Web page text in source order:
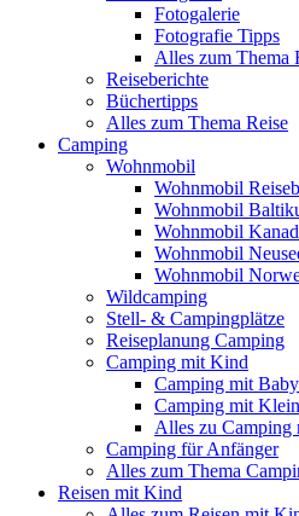
Fotogalerie
Fotografie Tipps
Alles zum Thema
Reiseberichte
Büchertipps
Alles zum Thema Reise
Camping
Wohnmobil
Wohnmobil
Wohnmobil
Wohnmobil
Wohnmobil
Wohnmobil
Wildcamping
Stell- & Campingplätze
Reiseplanung Camping
Camping mit Kind
Camping mit Baby
Camping mit
Alles zu Camping
Camping für Anfänger
Alles zum Thema
Reisen mit Kind